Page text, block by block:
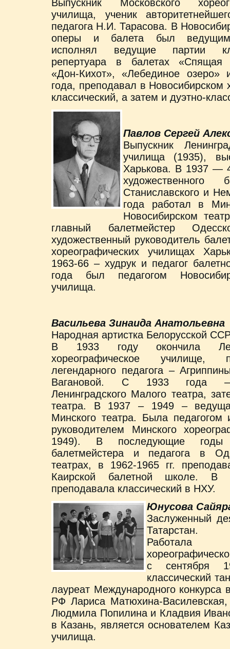
Выпускник Московского
училища, ученик
педагога Н.И. Тарасова. В
оперы и балета был ведущим
исполнял ведущие партии
репертуара в балетах «Спящая
«Дон-Кихот», «Лебединое
года, преподавал в Новосибирском
классический, а затем и дуэтно-
Павлов Сергей
Выпускник
училища (1935),
Харькова. В 1937 —
Станиславского и
года работал в
Новосибирском
главный балетмейстер
художественный руководитель
хореографических училищах
1963-66 – худрук и педагог
года был педагогом
училища.
Васильева Зинаида Анатольевна
Народная артистка Белорусской
В 1933 году окончила
хореографическое училище,
легендарного педагога –
Вагановой. С 1933 года –
Ленинградского Малого театра,
театра. В 1937 – 1949 –
Минского театра. Была
руководителем Минского
1949). В последующие годы
балетмейстера и педагога в
театрах, в 1962-1965 гг.
Каирской балетной школе. В
преподавала классический в НХУ.
Юнусова
Заслуженный
Татарстан.
Работала
с сентября
классический
лауреат Международного конкурса
РФ Лариса Матюхина-
Людмила Попилина и Кладвия
в Казань, является основателем
училища.